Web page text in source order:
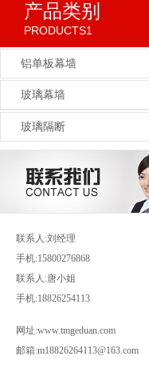
产品类别
PRODUCTS1
铝单板幕墙
玻璃幕墙
玻璃隔断
联系人:刘经理
手机:15800276868
联系人:唐小姐
手机:18826254113
网址:www.tmgeduan.com
邮箱:m18826264113@163.com